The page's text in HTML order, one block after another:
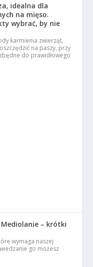
idealna dla
na mięso.
wybrać, by nie
karmienia zwierząt,
na paszy, przy
do prawidłowego
– krótki
wymaga naszej
go możesz